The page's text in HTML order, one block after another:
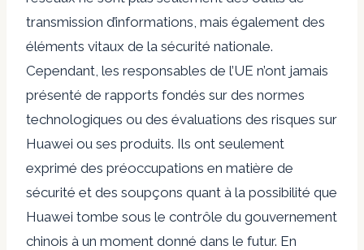
transmission d’informations, mais également des
éléments vitaux de la sécurité nationale.
Cependant, les responsables de l’UE n’ont jamais
présenté de rapports fondés sur des normes
technologiques ou des évaluations des risques sur
Huawei ou ses produits. Ils ont seulement
exprimé des préoccupations en matière de
sécurité et des soupçons quant à la possibilité que
Huawei tombe sous le contrôle du gouvernement
chinois à un moment donné dans le futur. En